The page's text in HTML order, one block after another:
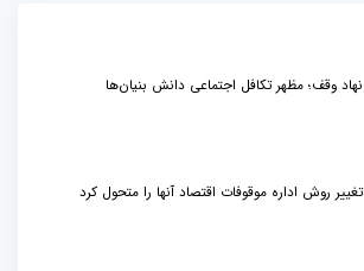
نهاد وقف؛ مظهر تکافل اجتماعی دانش بنیان‌ها
تغییر روش اداره موقوفات اقتصاد آنها را متحول کرد